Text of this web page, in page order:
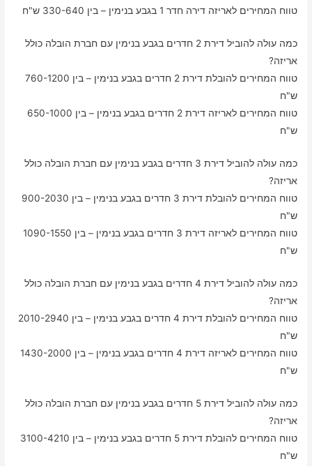
טווח המחירים לאריזה דירה חדר 1 בגבע בנימין – בין 330-640 ש"ח
כמה עולה להוביל דירת 2 חדרים בגבע בנימין עם חברת הובלה כולל
אריזה?
טווח המחירים להובלת דירת 2 חדרים בגבע בנימין – בין 760-1200
ש"ח
טווח המחירים לאריזה דירת 2 חדרים בגבע בנימין – בין 650-1000
ש"ח
כמה עולה להוביל דירת 3 חדרים בגבע בנימין עם חברת הובלה כולל
אריזה?
טווח המחירים להובלת דירת 3 חדרים בגבע בנימין – בין 900-2030
ש"ח
טווח המחירים לאריזה דירת 3 חדרים בגבע בנימין – בין 1090-1550
ש"ח
כמה עולה להוביל דירת 4 חדרים בגבע בנימין עם חברת הובלה כולל
אריזה?
טווח המחירים להובלת דירת 4 חדרים בגבע בנימין – בין 2010-2940
ש"ח
טווח המחירים לאריזה דירת 4 חדרים בגבע בנימין – בין 1430-2000
ש"ח
כמה עולה להוביל דירת 5 חדרים בגבע בנימין עם חברת הובלה כולל
אריזה?
טווח המחירים להובלת דירת 5 חדרים בגבע בנימין – בין 3100-4210
ש"ח